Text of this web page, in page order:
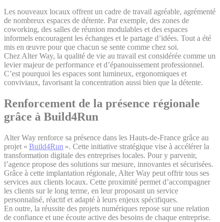
Les nouveaux locaux offrent un cadre de travail agréable, agrémenté
de nombreux espaces de détente. Par exemple, des zones de
coworking, des salles de réunion modulables et des espaces
informels encouragent les échanges et le partage d’idées. Tout a été
mis en œuvre pour que chacun se sente comme chez soi.
Chez Alter Way, la qualité de vie au travail est considérée comme un
levier majeur de performance et d’épanouissement professionnel.
C’est pourquoi les espaces sont lumineux, ergonomiques et
conviviaux, favorisant la concentration aussi bien que la détente.
Renforcement de la présence régionale
grâce à Build4Run
Alter Way renforce sa présence dans les Hauts-de-France grâce au
projet « Build4Run ». Cette initiative stratégique vise à accélérer la
transformation digitale des entreprises locales. Pour y parvenir,
l’agence propose des solutions sur mesure, innovantes et sécurisées.
Grâce à cette implantation régionale, Alter Way peut offrir tous ses
services aux clients locaux. Cette proximité permet d’accompagner
les clients sur le long terme, en leur proposant un service
personnalisé, réactif et adapté à leurs enjeux spécifiques.
En outre, la réussite des projets numériques repose sur une relation
de confiance et une écoute active des besoins de chaque entreprise.